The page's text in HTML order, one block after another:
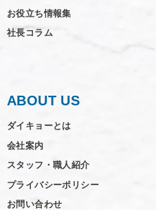
お役立ち情報集
社長コラム
ABOUT US
ダイキョーとは
会社案内
スタッフ・職人紹介
プライバシーポリシー
お問い合わせ